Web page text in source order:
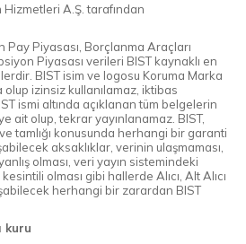
Hizmetleri A.Ş. tarafından
Pay Piyasası, Borçlanma Araçları
Piyasası verileri BIST kaynaklı en
BIST isim ve logosu Koruma Marka
izinsiz kullanılamaz, iktibas
ismi altında açıklanan tüm belgelerin
ait olup, tekrar yayınlanamaz. BIST,
tamlığı konusunda herhangi bir garanti
aksaklıklar, verinin ulaşmaması,
olması, veri yayın sistemindeki
olması gibi hallerde Alıcı, Alt Alıcı
herhangi bir zarardan BIST
kuru